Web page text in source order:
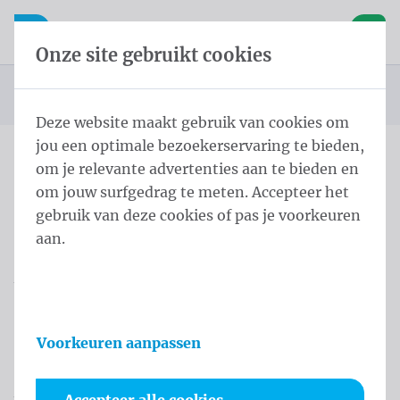
Inhoud overslaan
Taalkeuze overslaan
Open mobiele navigatie
Startpagina
Producten
Spandoeken Standaard spandoeken
Overslaan categories
Standaard spandoeken
Onze grootformaat doeken trekken aandacht
dankzij haarscherpe bedrukking, levendige kleuren
en duurzame afwerking.
Onze site gebruikt cookies
Deze website maakt gebruik van cookies om
jou een optimale bezoekerservaring te bieden,
om je relevante advertenties aan te bieden en
om jouw surfgedrag te meten. Accepteer het
gebruik van deze cookies of pas je voorkeuren
aan.
Voorkeuren aanpassen